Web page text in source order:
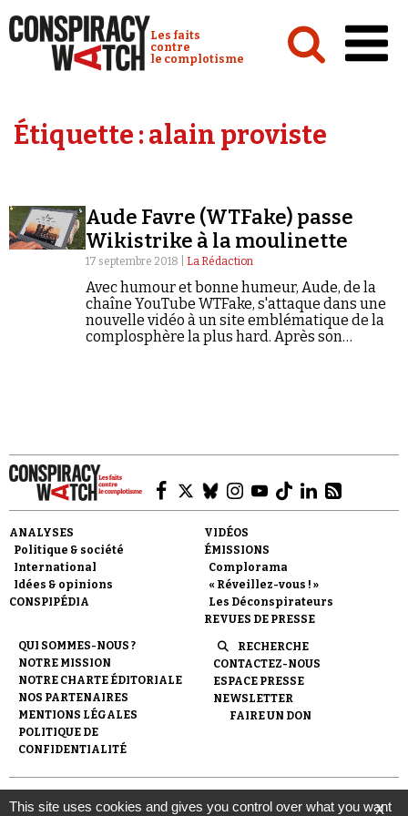
Conspiracy Watch :
Les faits
contre
le complotisme
Analyses
Vidéos
Émissions
Revues de presse
Faire un don
Demander à Vera
Étiquette :alain proviste
Aude Favre (WTFake) passe
Wikistrike à la moulinette
17 septembre 2018 | La Rédaction
Avec humour et bonne humeur, Aude, de la
chaîne YouTube WTFake, s'attaque dans une
nouvelle vidéo à un site emblématique de la
complosphère la plus hard. Après son
ANALYSES
Politique & société
International
Idées & opinions
CONSPIPÉDIA
VIDÉOS
ÉMISSIONS
Complorama
« Réveillez-vous ! »
Les Déconspirateurs
REVUES DE PRESSE
QUI SOMMES-NOUS ?
NOTRE MISSION
NOTRE CHARTE ÉDITORIALE
NOS PARTENAIRES
MENTIONS LÉGALES
POLITIQUE DE
CONFIDENTIALITÉ
RECHERCHE
CONTACTEZ-NOUS
ESPACE PRESSE
NEWSLETTER
FAIRE UN DON
© 2007- 2026 Conspiracy Watch | Une réalisation de
l'Observatoire du conspirationnisme (association loi de 1901) avec
X
This site uses cookies and gives you control over what you want